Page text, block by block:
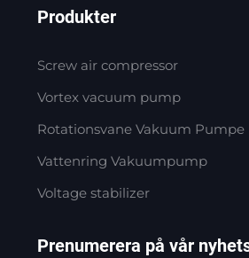
Produkter
Screw air compressor
Vortex vacuum pump
Rotationsvane Vakuum Pumpe
Vattenring Vakuumpump
Voltage stabilizer
Prenumerera på vår